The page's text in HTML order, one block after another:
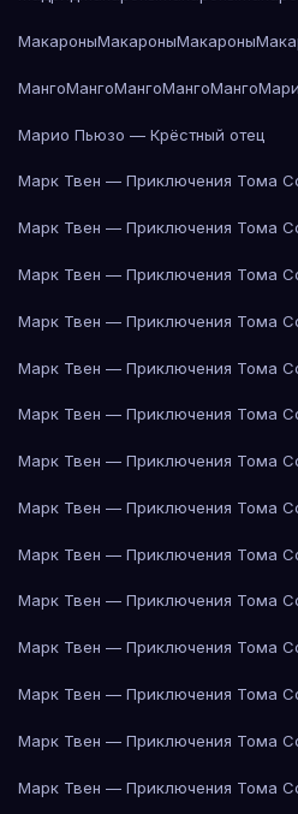
МакароныМакароныМакароны
МангоМангоМангоМангоМанго
Марио Пьюзо — Крёстный отец
Марк Твен — Приключения Тома
Марк Твен — Приключения Тома
Марк Твен — Приключения Тома
Марк Твен — Приключения Тома
Марк Твен — Приключения Тома
Марк Твен — Приключения Тома
Марк Твен — Приключения Тома
Марк Твен — Приключения Тома
Марк Твен — Приключения Тома
Марк Твен — Приключения Тома
Марк Твен — Приключения Тома
Марк Твен — Приключения Тома
Марк Твен — Приключения Тома
Марк Твен — Приключения Тома